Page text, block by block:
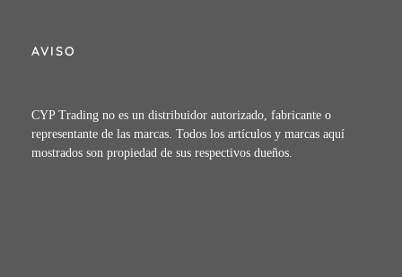
AVISO
CYP Trading no es un distribuidor autorizado, fabricante o
representante de las marcas. Todos los artículos y marcas aquí
mostrados son propiedad de sus respectivos dueños.